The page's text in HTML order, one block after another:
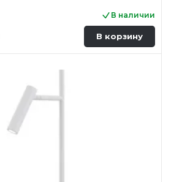
В наличии
В корзину